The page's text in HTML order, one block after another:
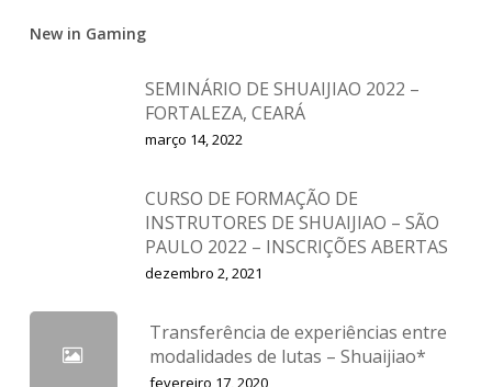
New in Gaming
SEMINÁRIO DE SHUAIJIAO 2022 –
FORTALEZA, CEARÁ
março 14, 2022
CURSO DE FORMAÇÃO DE
INSTRUTORES DE SHUAIJIAO – SÃO
PAULO 2022 – INSCRIÇÕES ABERTAS
dezembro 2, 2021
Transferência de experiências entre
modalidades de lutas – Shuaijiao*